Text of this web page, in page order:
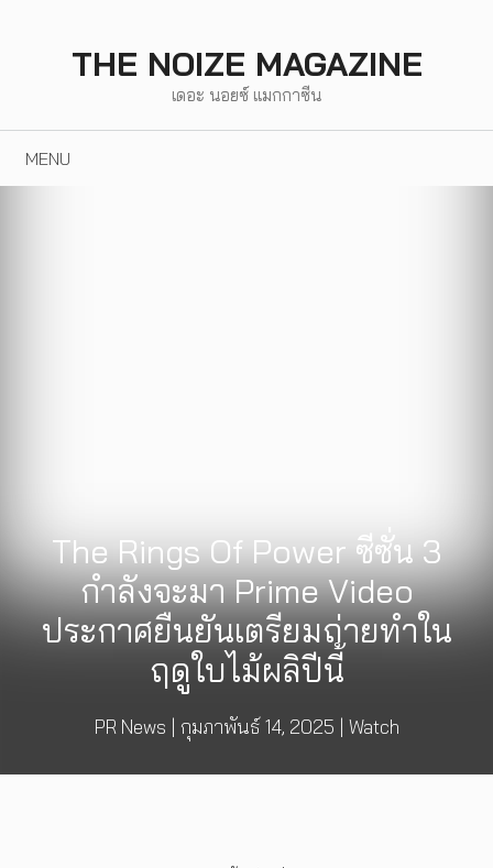
THE NOIZE MAGAZINE
เดอะ นอยซ์ แมกกาซีน
MENU
The Rings Of Power ซีซั่น 3
กำลังจะมา Prime Video
ประกาศยืนยันเตรียมถ่ายทำใน
ฤดูใบไม้ผลิปีนี้
PR News | กุมภาพันธ์ 14, 2025 | Watch